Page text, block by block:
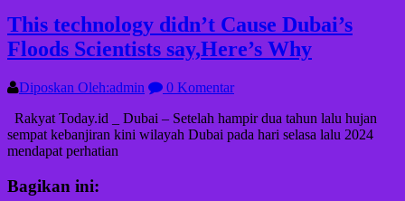
This technology didn’t Cause Dubai’s
Floods Scientists say,Here’s Why
Diposkan Oleh:admin
0 Komentar
Rakyat Today.id _ Dubai – Setelah hampir dua tahun lalu hujan
sempat kebanjiran kini wilayah Dubai pada hari selasa lalu 2024
mendapat perhatian
Bagikan ini: